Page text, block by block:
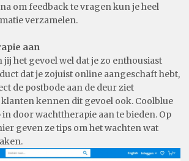
om feedback te vragen kun je heel
verzamelen.
aan
het gevoel wel dat je zo enthousiast
dat je zojuist online aangeschaft hebt,
de postbode aan de deur ziet
kennen dit gevoel ook. Coolblue
door wachttherapie aan te bieden. Op
geven ze tips om het wachten wat